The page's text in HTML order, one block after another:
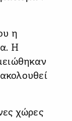
η
Η
χώρες